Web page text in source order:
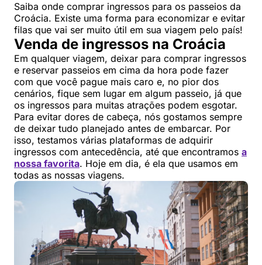
Saiba onde comprar ingressos para os passeios da
Croácia. Existe uma forma para economizar e evitar
filas que vai ser muito útil em sua viagem pelo país!
Venda de ingressos na Croácia
Em qualquer viagem, deixar para comprar ingressos
e reservar passeios em cima da hora pode fazer
com que você pague mais caro e, no pior dos
cenários, fique sem lugar em algum passeio, já que
os ingressos para muitas atrações podem esgotar.
Para evitar dores de cabeça, nós gostamos sempre
de deixar tudo planejado antes de embarcar. Por
isso, testamos várias plataformas de adquirir
ingressos com antecedência, até que encontramos a
nossa favorita. Hoje em dia, é ela que usamos em
todas as nossas viagens.